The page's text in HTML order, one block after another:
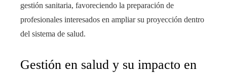
gestión sanitaria, favoreciendo la preparación de
profesionales interesados en ampliar su proyección dentro
del sistema de salud.
Gestión en salud y su impacto en